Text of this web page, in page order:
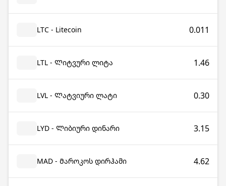
LTC - Litecoin 0.011
LTL - Ლიტვური ლიტა 1.46
LVL - Ლატვიური ლატი 0.30
LYD - Ლიბიური დინარი 3.15
MAD - Მაროკოს დირჰამი 4.62